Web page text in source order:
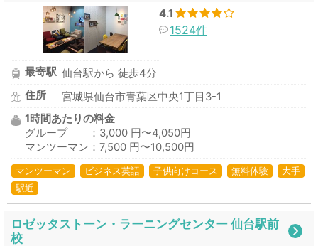
4.1
1524件
最寄駅 仙台駅から 徒歩4分
住所
宮城県仙台市青葉区中央1丁目3-1
1時間あたりの料金
グループ ：3,000 円〜4,050円
マンツーマン：7,500 円〜10,500円
マンツーマン ビジネス英語 子供向けコース 無料体験
大手
駅近
ロゼッタストーン・ラーニングセンター 仙台駅前
校